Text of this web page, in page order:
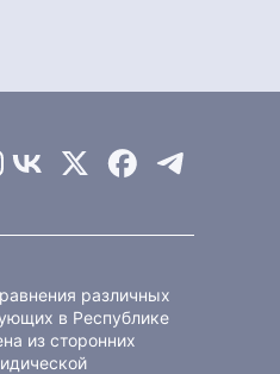
различных
в Республике
из сторонних